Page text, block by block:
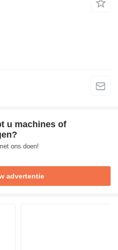
u machines of
ons doen!
advertentie